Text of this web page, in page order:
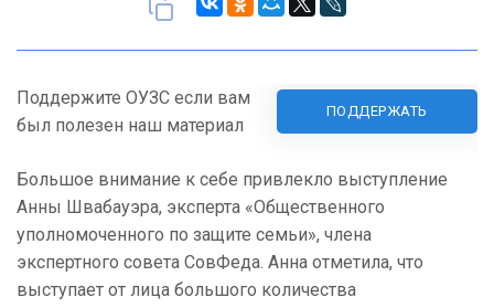
Поддержите ОУЗС если вам
был полезен наш материал
ПОДДЕРЖАТЬ
Большое внимание к себе привлекло выступление
Анны Швабауэра, эксперта «Общественного
уполномоченного по защите семьи», члена
экспертного совета СовФеда. Анна отметила, что
выступает от лица большого количества